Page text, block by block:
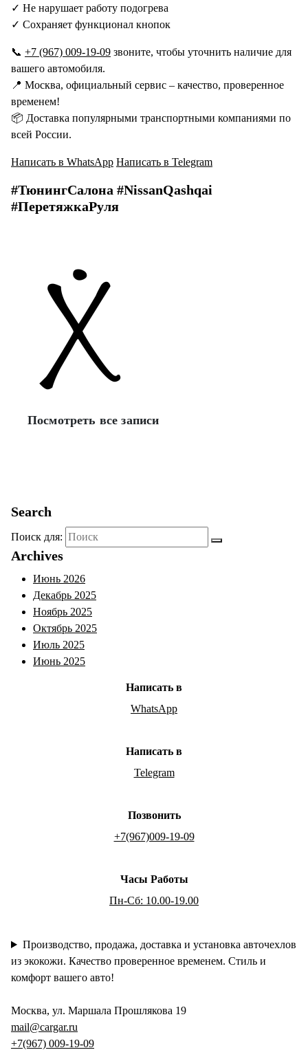
✓ Не нарушает работу подогрева
✓ Сохраняет функционал кнопок
📞 +7 (967) 009-19-09 звоните, чтобы уточнить наличие для
вашего автомобиля.
📍 Москва, официальный сервис – качество, проверенное
временем!
📦 Доставка популярными транспортными компаниями по
всей России.
Написать в WhatsApp Написать в Telegram
#ТюнингСалона #NissanQashqai
#ПеретяжкаРуля
Посмотреть все записи
Search
Поиск для:
Archives
Июнь 2026
Декабрь 2025
Ноябрь 2025
Октябрь 2025
Июль 2025
Июнь 2025
Написать в
WhatsApp
Написать в
Telegram
Позвонить
+7(967)009-19-09
Часы Работы
Пн-Сб: 10.00-19.00
Производство, продажа, доставка и установка авточехлов
из экокожи. Качество проверенное временем. Стиль и
комфорт вашего авто!
Москва, ул. Маршала Прошлякова 19
mail@cargar.ru
+7(967) 009-19-09